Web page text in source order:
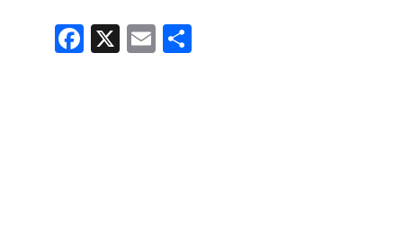
Fa
ce
X E
m
Pa